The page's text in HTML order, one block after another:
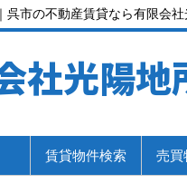
呉市の不動産賃貸なら有限会
社光陽地
賃貸物件検索 売買